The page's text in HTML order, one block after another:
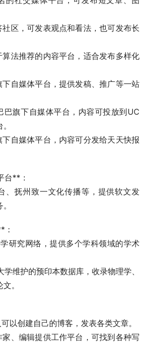
台**：
。
可以创建自己的博客，发表各类文章。